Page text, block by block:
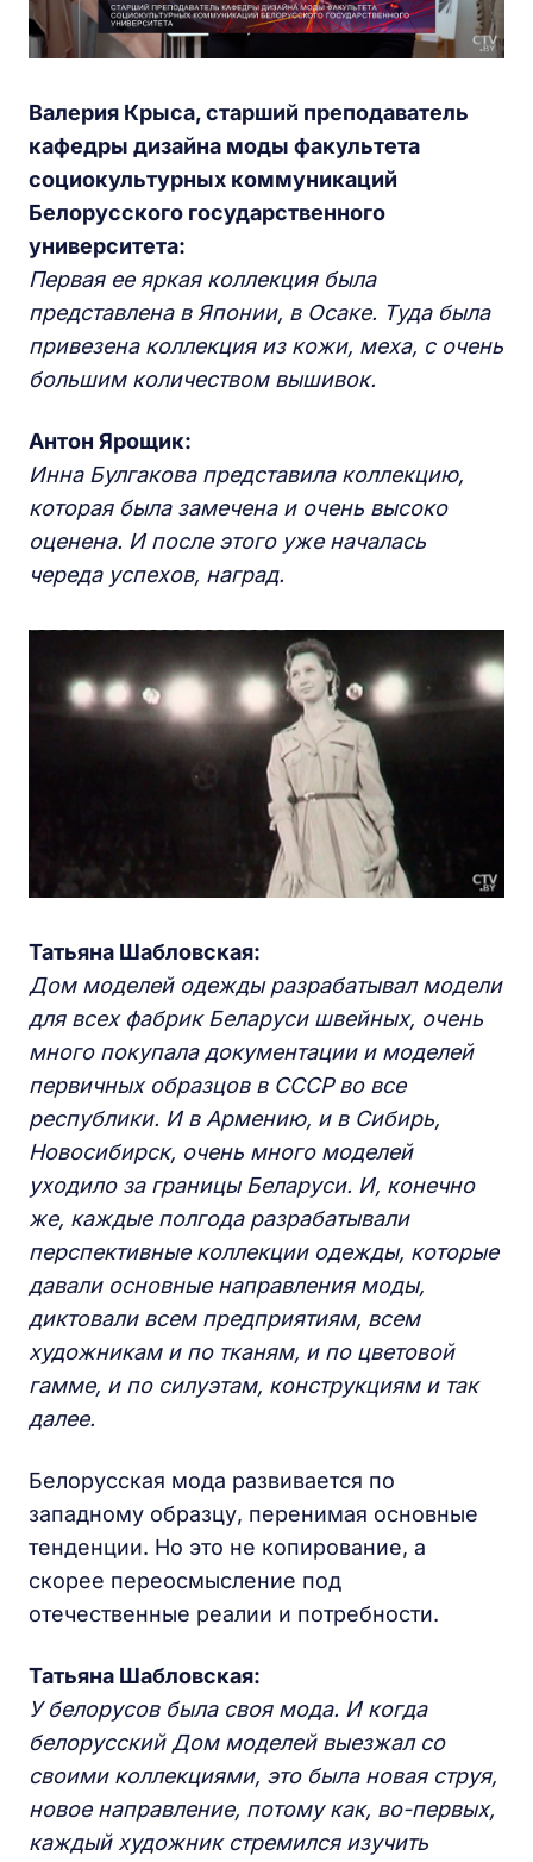
Валерия Крыса, старший преподаватель
кафедры дизайна моды факультета
социокультурных коммуникаций
Белорусского государственного
университета:
Первая ее яркая коллекция была
представлена в Японии, в Осаке. Туда была
привезена коллекция из кожи, меха, с очень
большим количеством вышивок.
Антон Ярощик:
Инна Булгакова представила коллекцию,
которая была замечена и очень высоко
оценена. И после этого уже началась
череда успехов, наград.
Татьяна Шабловская:
Дом моделей одежды разрабатывал модели
для всех фабрик Беларуси швейных, очень
много покупала документации и моделей
первичных образцов в СССР во все
республики. И в Армению, и в Сибирь,
Новосибирск, очень много моделей
уходило за границы Беларуси. И, конечно
же, каждые полгода разрабатывали
перспективные коллекции одежды, которые
давали основные направления моды,
диктовали всем предприятиям, всем
художникам и по тканям, и по цветовой
гамме, и по силуэтам, конструкциям и так
далее.
Белорусская мода развивается по
западному образцу, перенимая основные
тенденции. Но это не копирование, а
скорее переосмысление под
отечественные реалии и потребности.
Татьяна Шабловская:
У белорусов была своя мода. И когда
белорусский Дом моделей выезжал со
своими коллекциями, это была новая струя,
новое направление, потому как, во-первых,
каждый художник стремился изучить